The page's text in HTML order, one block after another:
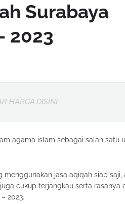
Surabaya
2023
HARGA DISINI
agama islam sebagai salah satu
jasa aqiqah siap
cukup terjangkau serta rasanya
2023.